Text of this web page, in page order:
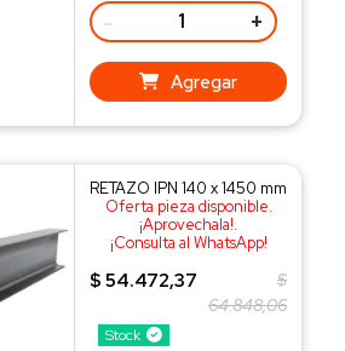
- +
Agregar
Stock
RETAZO IPN 140 x 1450 mm
Oferta pieza disponible.
¡Aprovechala!.
¡Consulta al WhatsApp!
$ 54.472,37
$
64.848,06